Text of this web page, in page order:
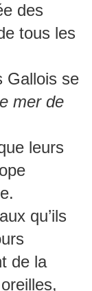
des
tous les
Gallois se
mer de
leurs
qu’ils
de la